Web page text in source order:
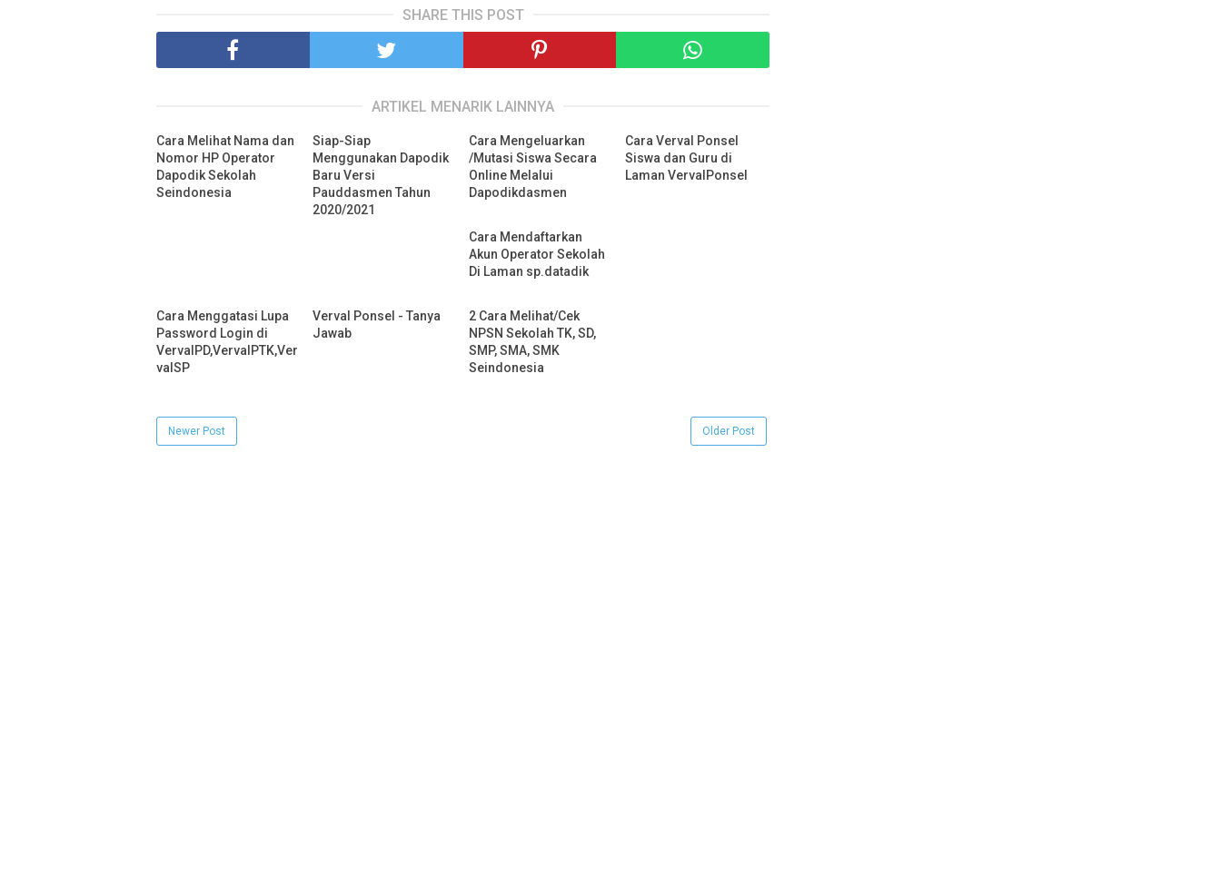
SHARE THIS POST
ARTIKEL MENARIK LAINNYA
Cara Melihat Nama dan
Nomor HP Operator
Dapodik Sekolah
Seindonesia
Siap-Siap
Menggunakan Dapodik
Baru Versi
Pauddasmen Tahun
2020/2021
Cara Mengeluarkan
/Mutasi Siswa Secara
Online Melalui
Dapodikdasmen
Cara Verval Ponsel
Siswa dan Guru di
Laman VervalPonsel
Cara Mendaftarkan
Akun Operator Sekolah
Di Laman sp.datadik
Cara Menggatasi Lupa
Password Login di
VervalPD,VervalPTK,Ver
valSP
Verval Ponsel - Tanya
Jawab
2 Cara Melihat/Cek
NPSN Sekolah TK, SD,
SMP, SMA, SMK
Seindonesia
Newer Post Older Post